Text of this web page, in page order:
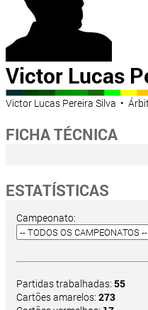
Victor Lucas
Victor Lucas Pereira Silva •
FICHA TÉCNICA
ESTATÍSTICAS
Campeonato:
Partidas trabalhadas: 55
Cartões amarelos: 273